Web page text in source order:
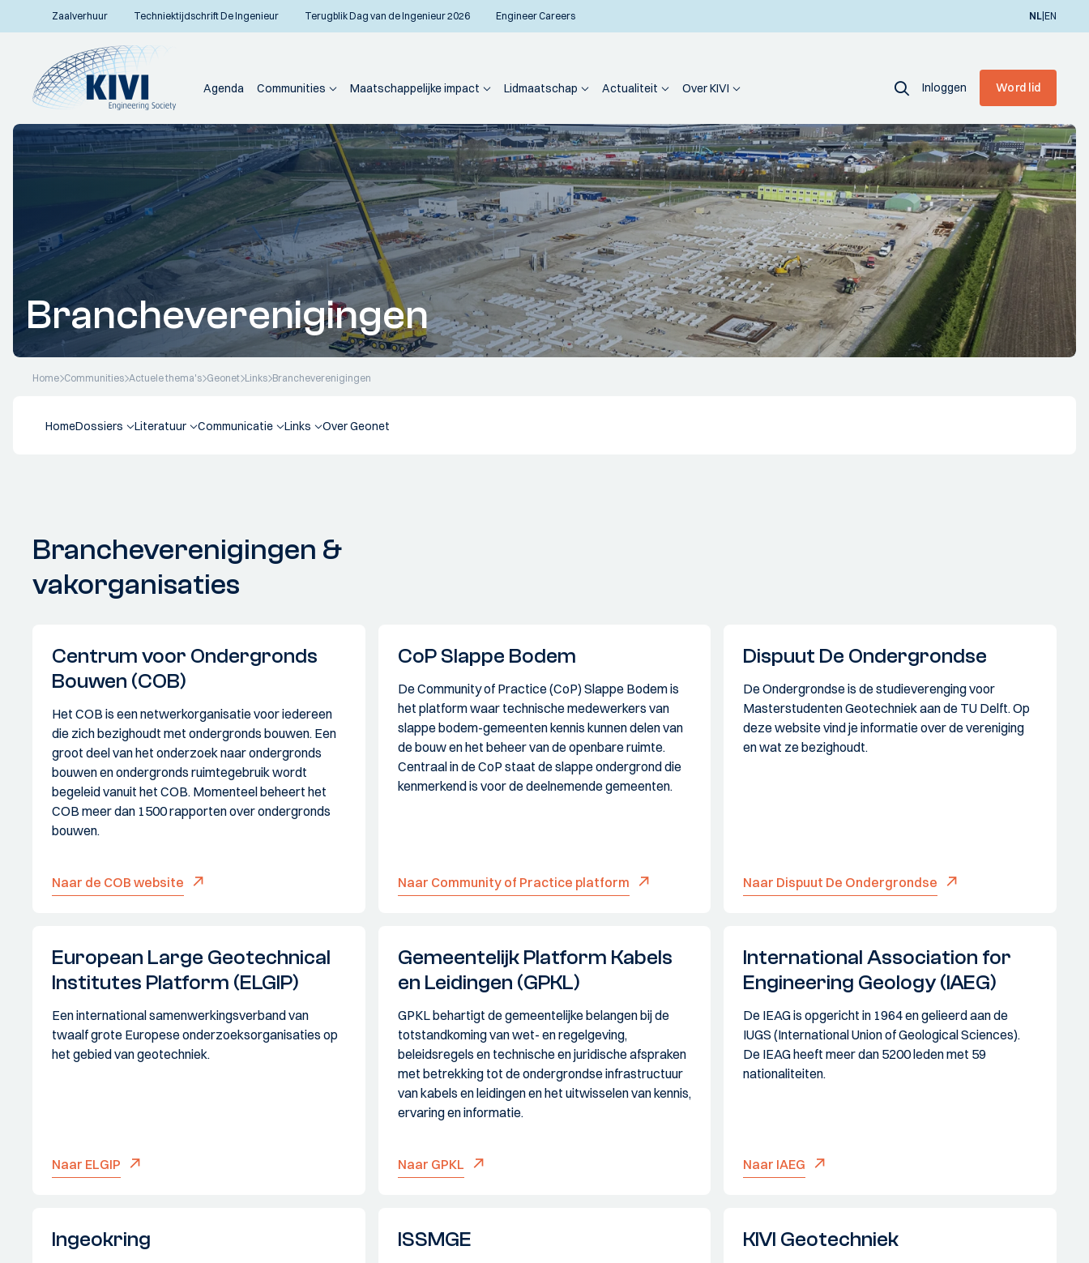
Zaalverhuur Techniektijdschrift De Ingenieur Terugblik Dag van de Ingenieur 2026 Engineer Careers NL|EN
Agenda Communities Maatschappelijke impact Lidmaatschap Actualiteit Over KIVI Inloggen Word lid
Brancheverenigingen
Home Communities Actuele thema's Geonet Links Brancheverenigingen
HomeDossiers Literatuur Communicatie Links Over Geonet
Brancheverenigingen &
vakorganisaties
Centrum voor Ondergronds
Bouwen (COB)
Het COB is een netwerkorganisatie voor iedereen
die zich bezighoudt met ondergronds bouwen. Een
groot deel van het onderzoek naar ondergronds
bouwen en ondergronds ruimtegebruik wordt
begeleid vanuit het COB. Momenteel beheert het
COB meer dan 1500 rapporten over ondergronds
bouwen.
Naar de COB website
CoP Slappe Bodem
De Community of Practice (CoP) Slappe Bodem is
het platform waar technische medewerkers van
slappe bodem-gemeenten kennis kunnen delen van
de bouw en het beheer van de openbare ruimte.
Centraal in de CoP staat de slappe ondergrond die
kenmerkend is voor de deelnemende gemeenten.
Naar Community of Practice platform
Dispuut De Ondergrondse
De Ondergrondse is de studieverenging voor
Masterstudenten Geotechniek aan de TU Delft. Op
deze website vind je informatie over de vereniging
en wat ze bezighoudt.
Naar Dispuut De Ondergrondse
European Large Geotechnical
Institutes Platform (ELGIP)
Een international samenwerkingsverband van
twaalf grote Europese onderzoeksorganisaties op
het gebied van geotechniek.
Naar ELGIP
Gemeentelijk Platform Kabels
en Leidingen (GPKL)
GPKL behartigt de gemeentelijke belangen bij de
totstandkoming van wet- en regelgeving,
beleidsregels en technische en juridische afspraken
met betrekking tot de ondergrondse infrastructuur
van kabels en leidingen en het uitwisselen van kennis,
ervaring en informatie.
Naar GPKL
International Association for
Engineering Geology (IAEG)
De IEAG is opgericht in 1964 en gelieerd aan de
IUGS (International Union of Geological Sciences).
De IEAG heeft meer dan 5200 leden met 59
nationaliteiten.
Naar IAEG
Ingeokring ISSMGE KIVI Geotechniek